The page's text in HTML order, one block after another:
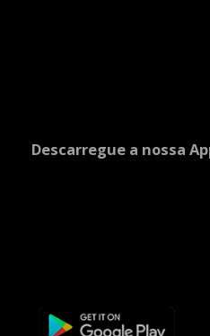
Descarregue a nossa